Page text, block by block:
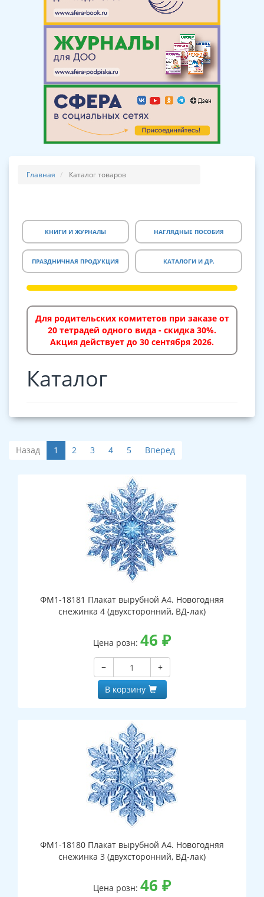
Главная Каталог товаров
КНИГИ И ЖУРНАЛЫ НАГЛЯДНЫЕ ПОСОБИЯ
ПРАЗДНИЧНАЯ ПРОДУКЦИЯ КАТАЛОГИ И ДР.
Для родительских комитетов при заказе от
20 тетрадей одного вида - скидка 30%.
Акция действует до 30 сентября 2026.
Каталог
Назад 1 2 3 4 5 Вперед
ФМ1-18181 Плакат вырубной А4. Новогодняя
снежинка 4 (двухсторонний, ВД-лак)
Цена розн: 46 ₽
−
+
В корзину
ФМ1-18180 Плакат вырубной А4. Новогодняя
снежинка 3 (двухсторонний, ВД-лак)
Цена розн: 46 ₽